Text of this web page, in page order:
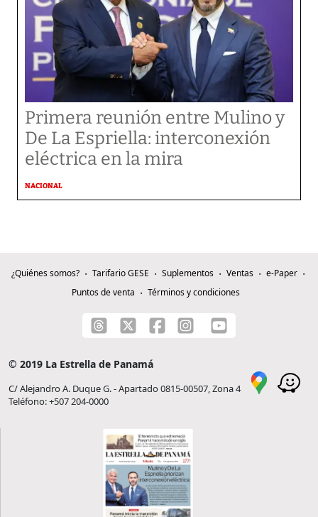
Primera reunión entre Mulino y
De La Espriella: interconexión
eléctrica en la mira
NACIONAL
¿Quiénes somos? Tarifario GESE Suplementos Ventas
e-Paper
Puntos de venta
Términos y condiciones
© 2019 La Estrella de Panamá
C/ Alejandro A. Duque G. - Apartado 0815-00507, Zona 4
Teléfono: +507 204-0000